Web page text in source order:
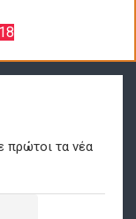
πρώτοι τα νέα